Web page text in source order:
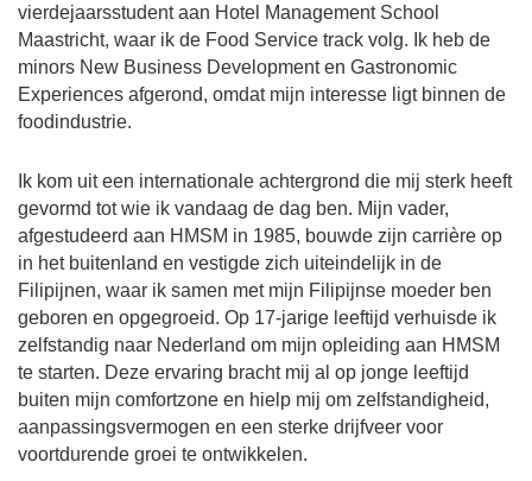
vierdejaarsstudent aan Hotel Management School
Maastricht, waar ik de Food Service track volg. Ik heb de
minors New Business Development en Gastronomic
Experiences afgerond, omdat mijn interesse ligt binnen de
foodindustrie.
Ik kom uit een internationale achtergrond die mij sterk heeft
gevormd tot wie ik vandaag de dag ben. Mijn vader,
afgestudeerd aan HMSM in 1985, bouwde zijn carrière op
in het buitenland en vestigde zich uiteindelijk in de
Filipijnen, waar ik samen met mijn Filipijnse moeder ben
geboren en opgegroeid. Op 17‑jarige leeftijd verhuisde ik
zelfstandig naar Nederland om mijn opleiding aan HMSM
te starten. Deze ervaring bracht mij al op jonge leeftijd
buiten mijn comfortzone en hielp mij om zelfstandigheid,
aanpassingsvermogen en een sterke drijfveer voor
voortdurende groei te ontwikkelen.